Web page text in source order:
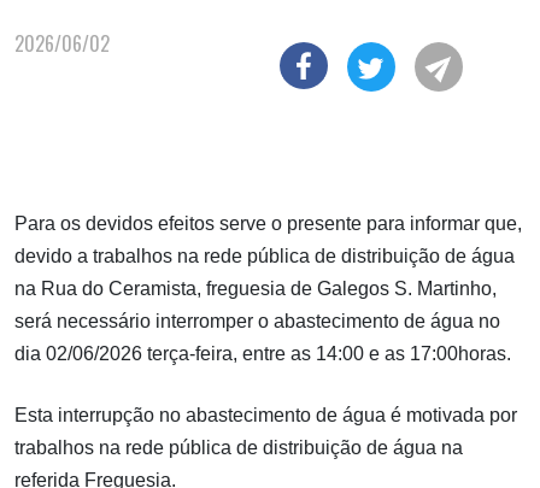
2026/06/02
Para os devidos efeitos serve o presente para informar que,
devido a trabalhos na rede pública de distribuição de água
na Rua do Ceramista, freguesia de Galegos S. Martinho,
será necessário interromper o abastecimento de água no
dia 02/06/2026 terça-feira, entre as 14:00 e as 17:00horas.
Esta interrupção no abastecimento de água é motivada por
trabalhos na rede pública de distribuição de água na
referida Freguesia.